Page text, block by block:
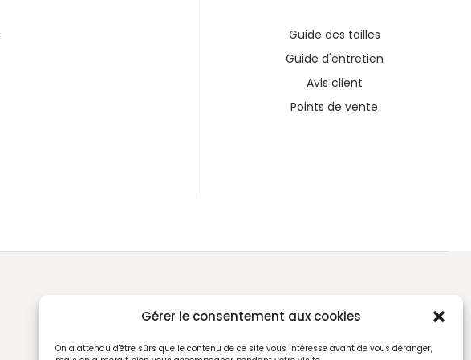
Gérer le consentement aux cookies
On a attendu d'être sûrs que le contenu de ce site vous intéresse avant de vous déranger,
Guide des tailles
Guide d'entretien
Avis client
Points de vente